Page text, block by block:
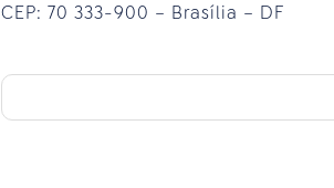
CEP: 70 333-900 – Brasília – DF